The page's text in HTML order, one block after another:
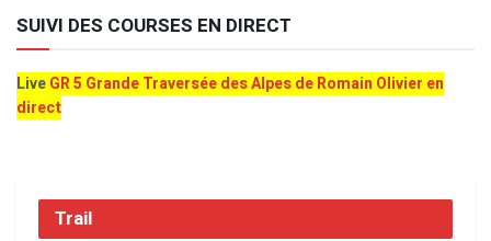
SUIVI DES COURSES EN DIRECT
LiveGR 5 Grande Traversée des Alpes de Romain Olivier en
direct
Trail